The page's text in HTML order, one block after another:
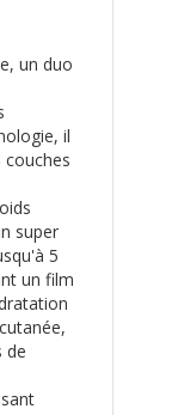
un duo
il
super
5
un film
de